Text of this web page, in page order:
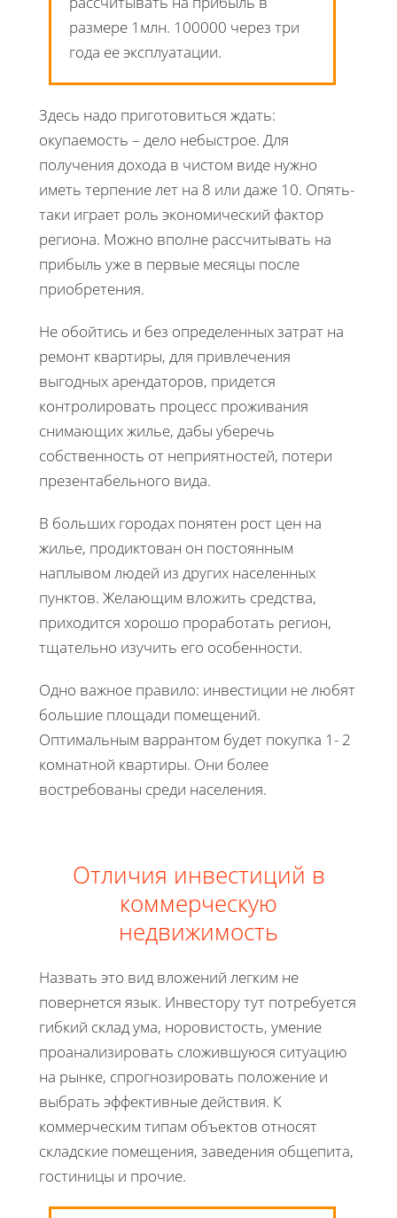
размере 1млн. 100000 через три
года ее эксплуатации.
Здесь надо приготовиться ждать:
окупаемость – дело небыстрое. Для
получения дохода в чистом виде нужно
иметь терпение лет на 8 или даже 10. Опять-
таки играет роль экономический фактор
региона. Можно вполне рассчитывать на
прибыль уже в первые месяцы после
приобретения.
Не обойтись и без определенных затрат на
ремонт квартиры, для привлечения
выгодных арендаторов, придется
контролировать процесс проживания
снимающих жилье, дабы уберечь
собственность от неприятностей, потери
презентабельного вида.
В больших городах понятен рост цен на
жилье, продиктован он постоянным
наплывом людей из других населенных
пунктов. Желающим вложить средства,
приходится хорошо проработать регион,
тщательно изучить его особенности.
Одно важное правило: инвестиции не любят
большие площади помещений.
Оптимальным варрантом будет покупка 1- 2
комнатной квартиры. Они более
востребованы среди населения.
Отличия инвестиций в
коммерческую
недвижимость
Назвать это вид вложений легким не
повернется язык. Инвестору тут потребуется
гибкий склад ума, норовистость, умение
проанализировать сложившуюся ситуацию
на рынке, спрогнозировать положение и
выбрать эффективные действия. К
коммерческим типам объектов относят
складские помещения, заведения общепита,
гостиницы и прочие.